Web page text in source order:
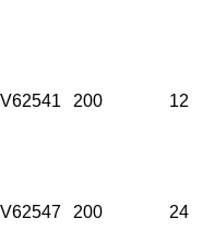
V62541 200 12
V62547 200 24